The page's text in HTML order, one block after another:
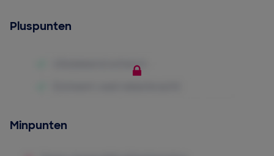
Pluspunten
Minpunten